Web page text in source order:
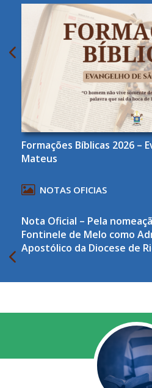
Formações Bíblicas 2026 –
Mateus
NOTAS OFICIAS
Nota Oficial – Pela
Fontinele de Melo como
Apostólico da Diocese de